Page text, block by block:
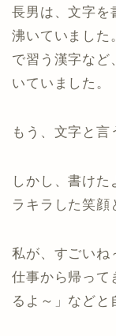
長男は、文字を
沸いていました
で習う漢字など
いていました。
もう、文字と言
しかし、書けた
ラキラした笑
私が、すごいね
仕事から帰って
るよ～」などと